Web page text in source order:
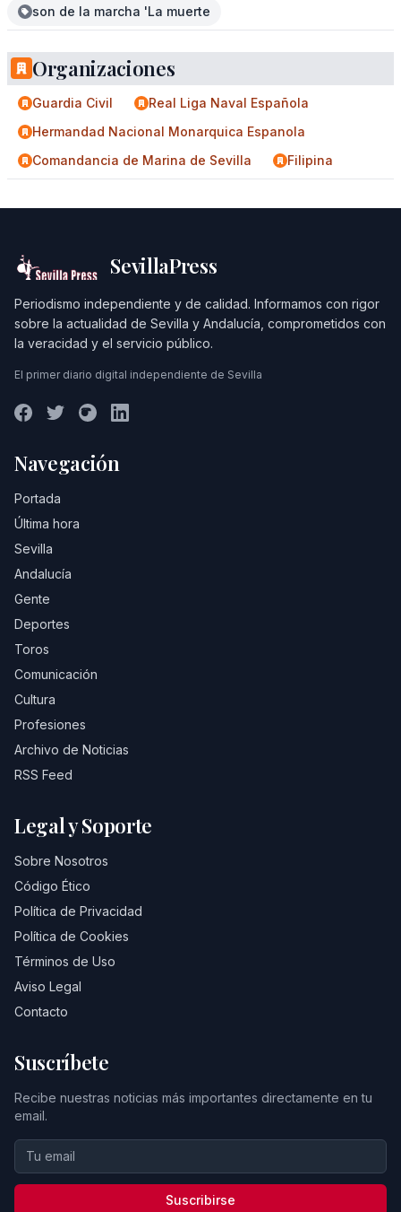
son de la marcha 'La muerte
Organizaciones
Guardia Civil
Real Liga Naval Española
Hermandad Nacional Monarquica Espanola
Comandancia de Marina de Sevilla
Filipina
SevillaPress
Periodismo independiente y de calidad. Informamos con rigor
sobre la actualidad de Sevilla y Andalucía, comprometidos con
la veracidad y el servicio público.
El primer diario digital independiente de Sevilla
Navegación
Portada
Última hora
Sevilla
Andalucía
Gente
Deportes
Toros
Comunicación
Cultura
Profesiones
Archivo de Noticias
RSS Feed
Legal y Soporte
Sobre Nosotros
Código Ético
Política de Privacidad
Política de Cookies
Términos de Uso
Aviso Legal
Contacto
Suscríbete
Recibe nuestras noticias más importantes directamente en tu
email.
Suscribirse